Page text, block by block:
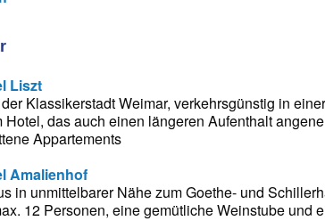
Liszt
Klassikerstadt Weimar, verkehrsgünstig in
Hotel, das auch einen längeren Aufenthalt
Appartements
Amalienhof
in unmittelbarer Nähe zum Goethe- und
12 Personen, eine gemütliche Weinstube und